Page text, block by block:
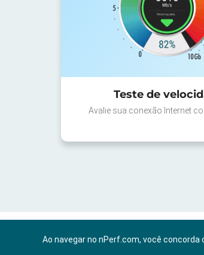
Teste de
Avalie sua conexão Internet
Ao navegar no nPerf.com, você concorda